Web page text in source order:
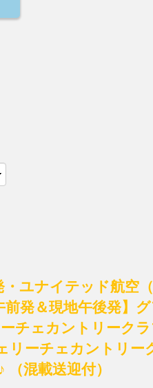
ユナイテッド航空
発＆現地午後発】
チェカントリーク
リーチェカントリー
混載送迎付）